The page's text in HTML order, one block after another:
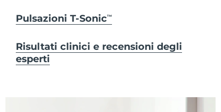
Pulsazioni T-SonicTM
Risultati clinici e recensioni degli
esperti